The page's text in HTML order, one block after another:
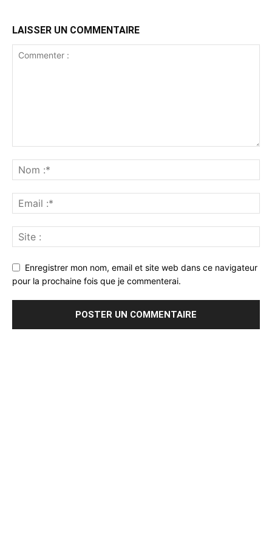
LAISSER UN COMMENTAIRE
Enregistrer mon nom, email et site web dans ce navigateur
pour la prochaine fois que je commenterai.